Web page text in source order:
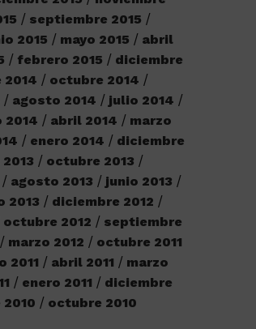
septiembre 2015
2015 mayo 2015
abril
febrero 2015
diciembre
2014
octubre 2014
agosto 2014
julio 2014
2014 abril 2014
marzo
enero 2014
diciembre
octubre 2013
agosto 2013
junio 2013
2013
diciembre 2012
octubre 2012
septiembre
marzo 2012
octubre 2011
2011 abril 2011
marzo
enero 2011
diciembre
octubre 2010